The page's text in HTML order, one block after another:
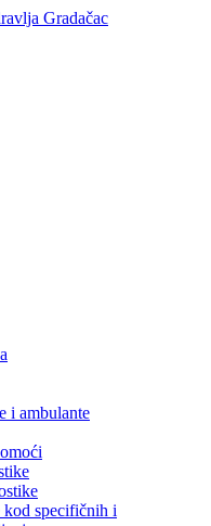
i ambulante
kod specifičnih i